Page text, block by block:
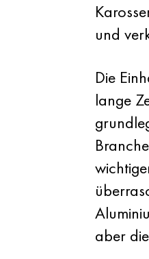
und
Die
lange
aber